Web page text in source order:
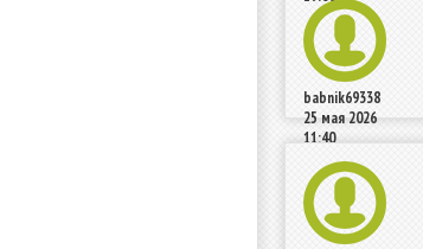
babnik69338
25 мая 2026
11:40